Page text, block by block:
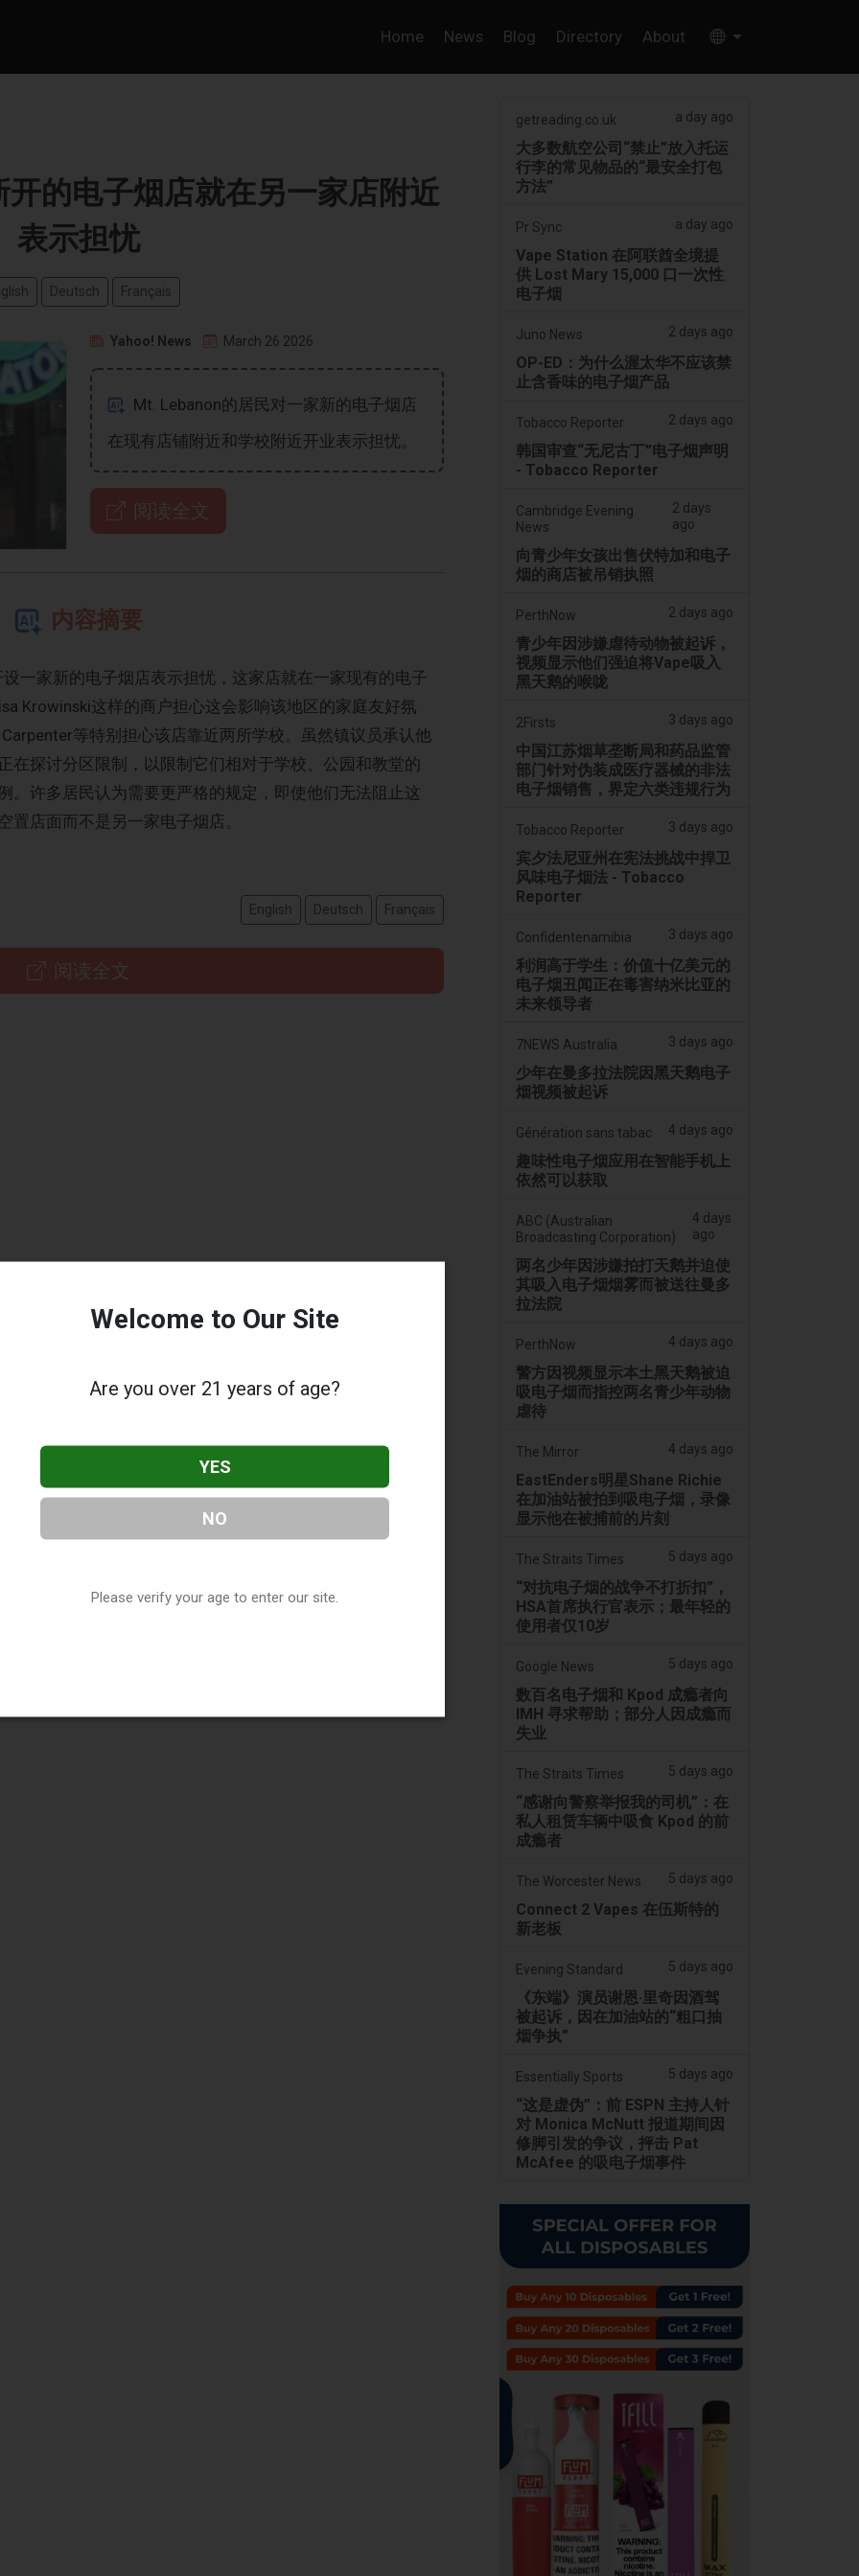
Home News Blog Directory About
的电子烟店就在另一家店附近
表示担忧
Deutsch Français
Yahoo! News March 26 2026
Mt. Lebanon的居民对一家新的电子烟店
在现有店铺附近和学校附近开业表示担忧。
阅读全文
内容摘要
一家新的电子烟店表示担忧，这家店就在一家现有的电子
Krowinski这样的商户担心这会影响该地区的家庭友好氛
等特别担心该店靠近两所学校。虽然镇议员承认他
在探讨分区限制，以限制它们相对于学校、公园和教堂的
。许多居民认为需要更严格的规定，即使他们无法阻止这
店面而不是另一家电子烟店。
English Deutsch Français
阅读全文
getreading.co.uk a day ago
大多数航空公司“禁止”放入托运
行李的常见物品的“最安全打包
方法”
Pr Sync a day ago
Vape Station 在阿联酋全境提
供 Lost Mary 15,000 口一次性
电子烟
Juno News 2 days ago
OP-ED：为什么渥太华不应该禁
止含香味的电子烟产品
Tobacco Reporter 2 days ago
韩国审查“无尼古丁”电子烟声明
- Tobacco Reporter
Cambridge Evening
News
2 days
ago
向青少年女孩出售伏特加和电子
烟的商店被吊销执照
PerthNow 2 days ago
青少年因涉嫌虐待动物被起诉，
视频显示他们强迫将Vape吸入
黑天鹅的喉咙
2Firsts 3 days ago
中国江苏烟草垄断局和药品监管
部门针对伪装成医疗器械的非法
电子烟销售，界定六类违规行为
Tobacco Reporter 3 days ago
宾夕法尼亚州在宪法挑战中捍卫
风味电子烟法 - Tobacco
Reporter
Confidentenamibia 3 days ago
利润高于学生：价值十亿美元的
电子烟丑闻正在毒害纳米比亚的
未来领导者
7NEWS Australia 3 days ago
少年在曼多拉法院因黑天鹅电子
烟视频被起诉
Génération sans tabac 4 days ago
趣味性电子烟应用在智能手机上
依然可以获取
ABC (Australian
Broadcasting Corporation)
4 days
ago
两名少年因涉嫌拍打天鹅并迫使
其吸入电子烟烟雾而被送往曼多
拉法院
PerthNow 4 days ago
警方因视频显示本土黑天鹅被迫
吸电子烟而指控两名青少年动物
虐待
The Mirror 4 days ago
EastEnders明星Shane Richie
在加油站被拍到吸电子烟，录像
显示他在被捕前的片刻
The Straits Times 5 days ago
“对抗电子烟的战争不打折扣”，
HSA首席执行官表示；最年轻的
使用者仅10岁
Google News 5 days ago
数百名电子烟和 Kpod 成瘾者向
IMH 寻求帮助；部分人因成瘾而
失业
The Straits Times 5 days ago
“感谢向警察举报我的司机”：在
私人租赁车辆中吸食 Kpod 的前
成瘾者
The Worcester News 5 days ago
Connect 2 Vapes 在伍斯特的
新老板
Evening Standard 5 days ago
《东端》演员谢恩·里奇因酒驾
被起诉，因在加油站的“粗口抽
烟争执”
Essentially Sports 5 days ago
“这是虚伪”：前 ESPN 主持人针
对 Monica McNutt 报道期间因
修脚引发的争议，抨击 Pat
McAfee 的吸电子烟事件
Welcome to Our Site
Are you over 21 years of age?
YES
NO
Please verify your age to enter our site.